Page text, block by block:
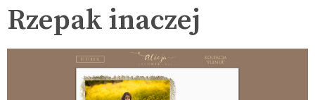
Rzepak inaczej